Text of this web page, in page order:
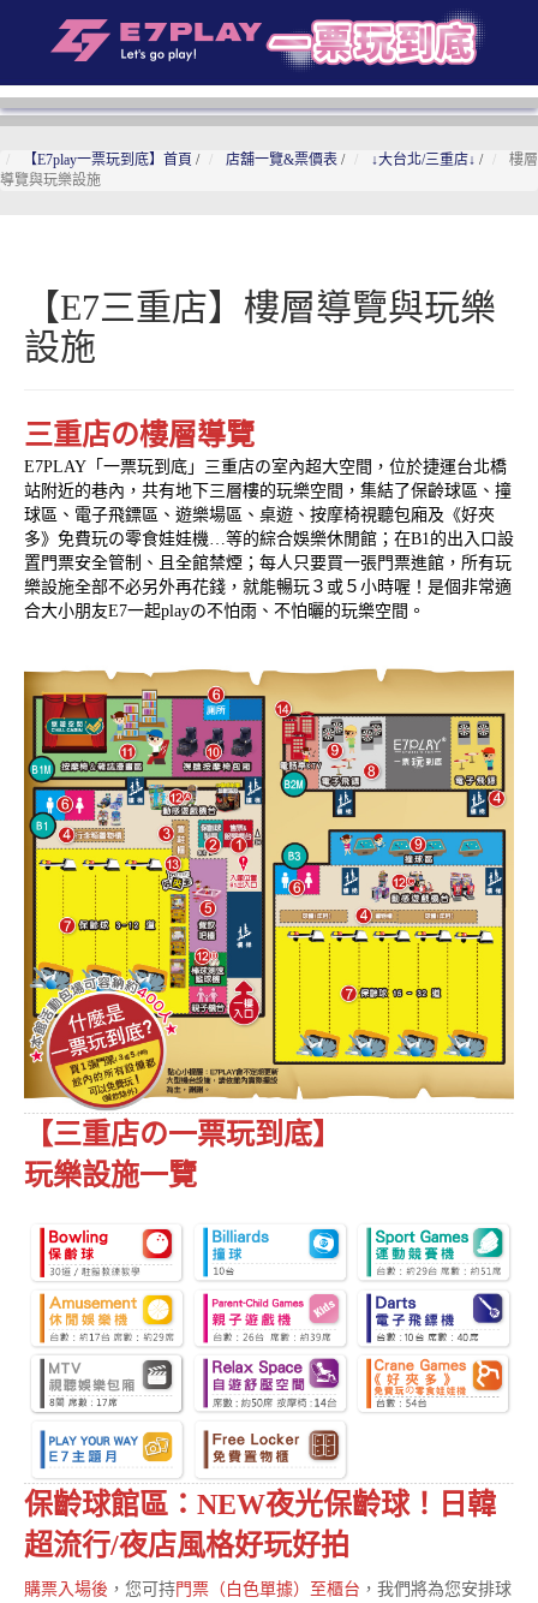
【E7play一票玩到底】首頁 / 店舖一覽&票價表 / ↓大台北/三重店↓ /
樓層
導覽與玩樂設施
【E7三重店】樓層導覽與玩樂
設施
三重店の樓層導覽
E7PLAY「一票玩到底」三重店の室內超大空間，位於捷運台北橋
站附近的巷內，共有地下三層樓的玩樂空間，集結了保齡球區、撞
球區、電子飛鏢區、遊樂場區、桌遊、按摩椅視聽包廂及《好夾
多》免費玩の零食娃娃機…等的綜合娛樂休閒館；在B1的出入口設
置門票安全管制、且全館禁煙；每人只要買一張門票進館，所有玩
樂設施全部不必另外再花錢，就能暢玩３或５小時喔！是個非常適
合大小朋友E7一起playの不怕雨、不怕曬的玩樂空間。
【三重店の一票玩到底】
玩樂設施一覽
保齡球館區： NEW夜光保齡球！日韓
超流行/夜店風格好玩好拍
購票入場後 ，您可持門票（白色單據）至櫃台 ，我們將為您安排球